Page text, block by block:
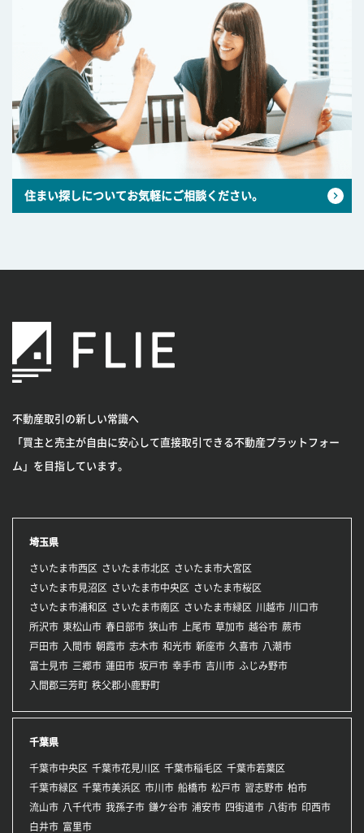
住まい探しについてお気軽にご相談ください。
不動産取引の新しい常識へ
「買主と売主が自由に安心して直接取引できる不動産プラットフォー
ム」を目指しています。
埼玉県
さいたま市西区 さいたま市北区
さいたま市大宮区
さいたま市見沼区
さいたま市中央区
さいたま市桜区
さいたま市浦和区
さいたま市南区 さいたま市緑区 川越市 川口市
所沢市 東松山市 春日部市 狭山市 上尾市 草加市 越谷市 蕨市
戸田市 入間市 朝霞市 志木市 和光市 新座市 久喜市 八潮市
富士見市 三郷市 蓮田市 坂戸市 幸手市 吉川市 ふじみ野市
入間郡三芳町 秩父郡小鹿野町
千葉県
千葉市中央区 千葉市花見川区 千葉市稲毛区 千葉市若葉区
千葉市緑区 千葉市美浜区 市川市 船橋市 松戸市 習志野市 柏市
流山市 八千代市 我孫子市 鎌ケ谷市 浦安市 四街道市 八街市 印西市
白井市 富里市